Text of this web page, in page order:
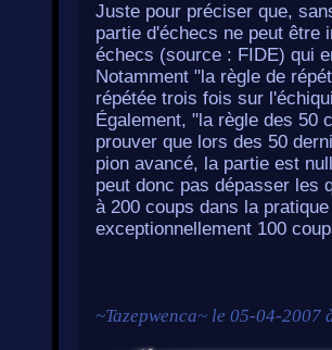
Juste pour préciser que,
partie d'échecs ne peut être
échecs (source : FIDE) qui
Notamment "la règle de
répétée trois fois sur
Également, "la règle des 50
prouver que lors des 50
pion avancé, la partie est
peut donc pas dépasser les
à 200 coups dans la
exceptionnellement 100
~Tazepwenca~ le 05-04-2007